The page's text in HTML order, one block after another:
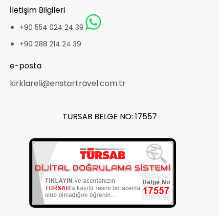
İletişim Bilgileri
+90 554 024 24 39
+90 288 214 24 39
e-posta
kirklareli@enstartravel.com.tr
TURSAB BELGE NO: 17557